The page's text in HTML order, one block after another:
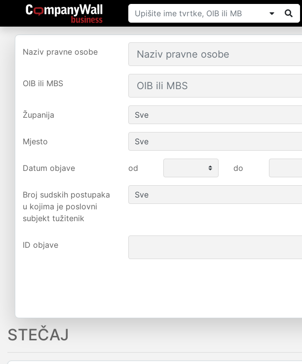
Naziv pravne osobe
OIB ili MBS
Županija
Mjesto
Datum objave od do
Broj sudskih postupaka
u kojima je poslovni
subjekt tužitenik
ID objave
STEČAJ